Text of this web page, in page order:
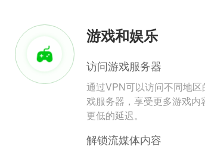
游戏和娱乐
访问游戏服务器
通过VPN可以访问不同地区
戏服务器，享受更多游戏内
更低的延迟。
解锁流媒体内容